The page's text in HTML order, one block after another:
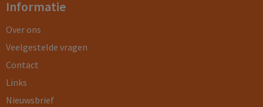
Informatie
Over ons
Veelgestelde vragen
Contact
Links
Nieuwsbrief